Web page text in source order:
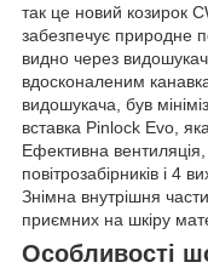
так це новий козирок
забезпечує природне
видно через
вдосконаленим
видошукача, був
вставка Pinlock Evo,
Ефективна
повітрозабірників і 4
Знімна внутрішня
приємних на шкіру
Особливості